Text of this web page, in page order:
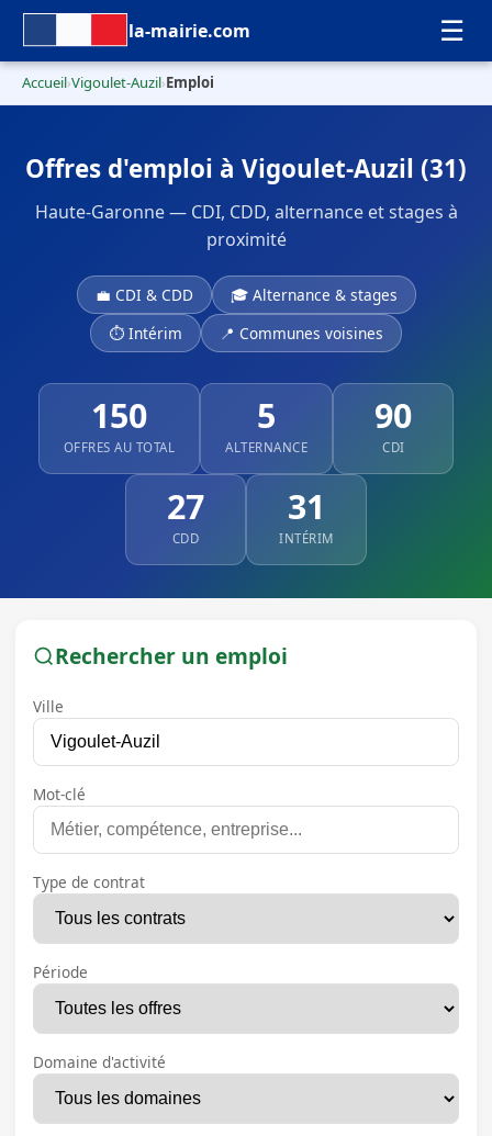
la-mairie.com ☰
Accueil›Vigoulet-Auzil›Emploi
Offres d'emploi à Vigoulet-Auzil (31)
Haute-Garonne — CDI, CDD, alternance et stages à
proximité
💼 CDI & CDD
🎓 Alternance & stages
⏱ Intérim
📍 Communes voisines
150
OFFRES AU TOTAL
5
ALTERNANCE
90
CDI
27
CDD
31
INTÉRIM
Rechercher un emploi
Ville
Mot-clé
Type de contrat
Période
Domaine d'activité